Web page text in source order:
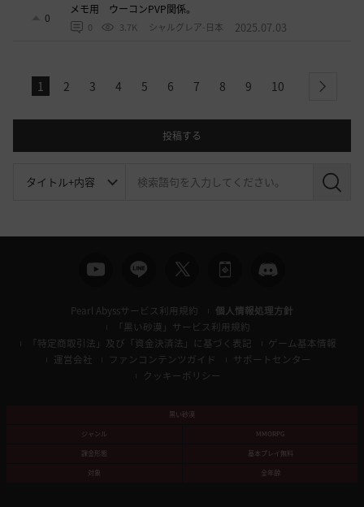
0
メモ用 ウーコンPVP関係。
0 3.7K シャルグレア-日本 2025.07.03
1 2 3 4 5 6 7 8 9 10 next
投稿する
検
Pearl Abyssサービス利用規約
個人情報処理方針
「黒い砂漠」サービス利用規約
「特定商取引法」及び「資金決済法」に基づく表記
ゲーム基本情報
運営会社
ファンコンテンツガイド
サポートセンター
クッキーポリシー
黒い砂漠
ジャンル
MMORPG
課金形態
基本プレイ無料
対象
全年齢